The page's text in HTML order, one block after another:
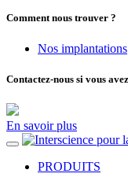
Comment nous trouver ?
Nos implantations
Contactez-nous si vous
En savoir plus
pour
PRODUITS